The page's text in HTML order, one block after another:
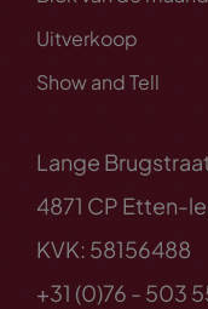
Uitverkoop
Show and Tell
Lange
4871 CP Etten-
KVK: 58156488
+31 (0)76 - 503